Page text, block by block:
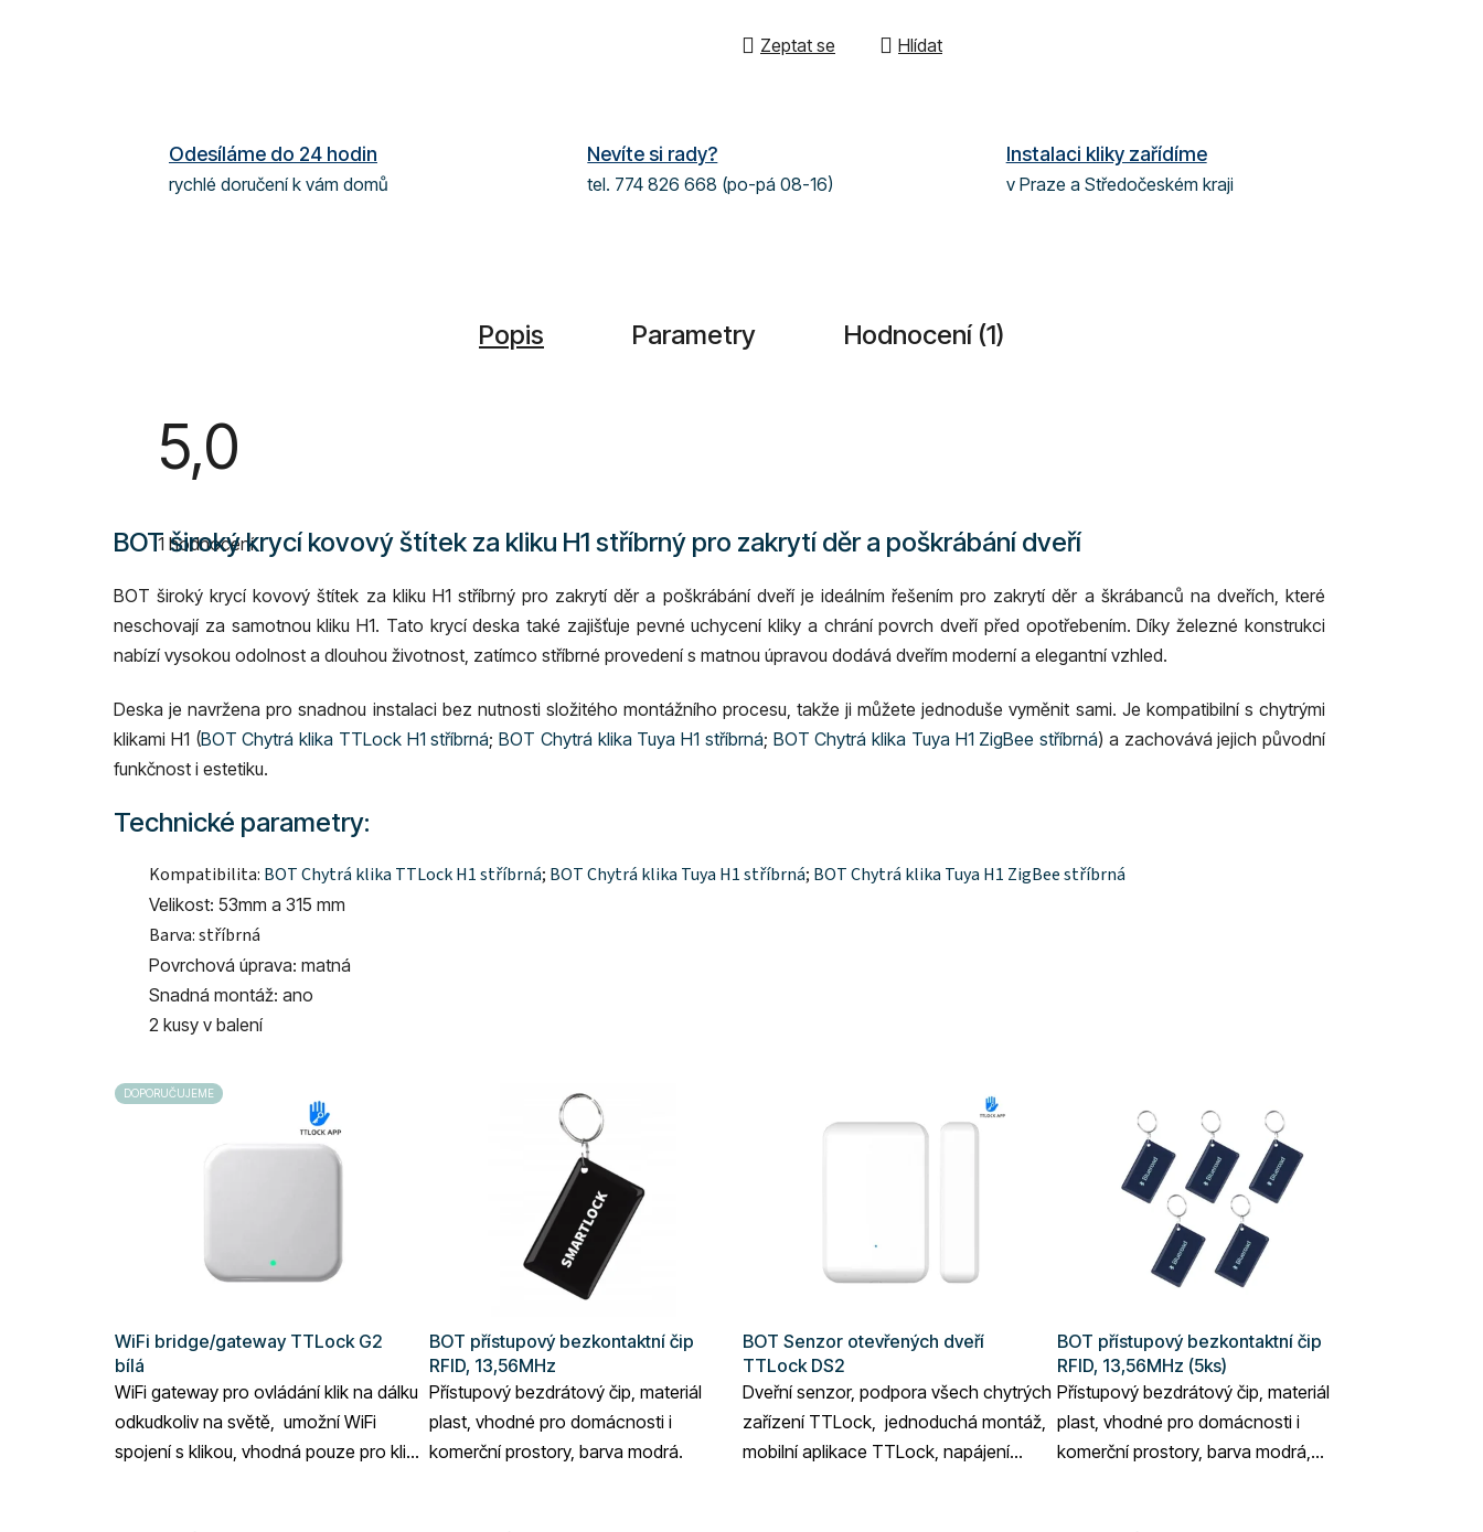
Zeptat se Hlídat
Odesíláme do 24 hodin
rychlé doručení k vám domů
Nevíte si rady?
tel. 774 826 668 (po-pá 08-16)
Instalaci kliky zařídíme
v Praze a Středočeském kraji
Popis Parametry Hodnocení (1)
5,0
produktu
je
z
5
hvězdiček.
1 hodnocení
BOT široký krycí kovový štítek za kliku H1 stříbrný pro zakrytí děr a poškrábání dveří
BOT široký krycí kovový štítek za kliku H1 stříbrný pro zakrytí děr a poškrábání dveří je ideálním řešením pro zakrytí děr a škrábanců na dveřích, které
neschovají za samotnou kliku H1. Tato krycí deska také zajišťuje pevné uchycení kliky a chrání povrch dveří před opotřebením. Díky železné konstrukci
nabízí vysokou odolnost a dlouhou životnost, zatímco stříbrné provedení s matnou úpravou dodává dveřím moderní a elegantní vzhled.
Deska je navržena pro snadnou instalaci bez nutnosti složitého montážního procesu, takže ji můžete jednoduše vyměnit sami. Je kompatibilní s chytrými
klikami H1 (BOT Chytrá klika TTLock H1 stříbrná; BOT Chytrá klika Tuya H1 stříbrná; BOT Chytrá klika Tuya H1 ZigBee stříbrná) a zachovává jejich původní
funkčnost i estetiku.
Technické parametry:
Kompatibilita: BOT Chytrá klika TTLock H1 stříbrná; BOT Chytrá klika Tuya H1 stříbrná; BOT Chytrá klika Tuya H1 ZigBee stříbrná
Velikost: 53mm a 315 mm
Barva: stříbrná
Povrchová úprava: matná
Snadná montáž: ano
2 kusy v balení
DOPORUČUJEME
WiFi bridge/gateway TTLock G2
bílá
WiFi gateway pro ovládání klik na dálku
odkudkoliv na světě, umožní WiFi
spojení s klikou, vhodná pouze pro kliky
BOT přístupový bezkontaktní čip
RFID, 13,56MHz
Přístupový bezdrátový čip, materiál
plast, vhodné pro domácnosti i
komerční prostory, barva modrá.
BOT Senzor otevřených dveří
TTLock DS2
Dveřní senzor, podpora všech chytrých
zařízení TTLock, jednoduchá montáž,
mobilní aplikace TTLock, napájení
BOT přístupový bezkontaktní čip
RFID, 13,56MHz (5ks)
Přístupový bezdrátový čip, materiál
plast, vhodné pro domácnosti i
komerční prostory, barva modrá,